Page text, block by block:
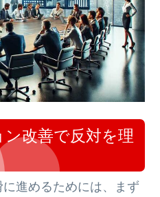
改善で反対を理
進めるためには、まず